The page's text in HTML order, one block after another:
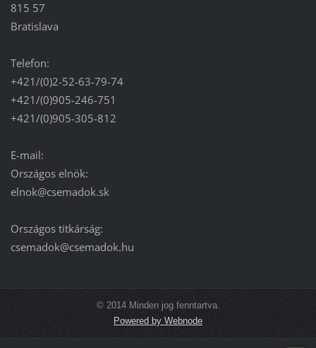
815 57
Bratislava
Telefon:
+421/(0)2-52-63-79-74
+421/(0)905-246-751
+421/(0)905-305-812
E-mail:
Országos elnök:
elnok@csemadok.sk
Országos titkárság:
csemadok@csemadok.hu
© 2014 Minden jog fenntartva.
Powered by Webnode